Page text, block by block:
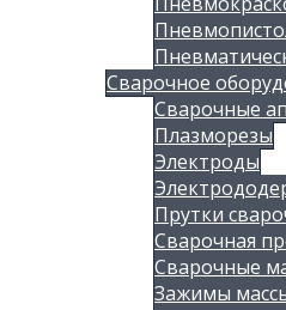
Сварочное
Сварочные
Плазморезы
Электроды
Прутки
Сварочная
Сварочные
Зажимы